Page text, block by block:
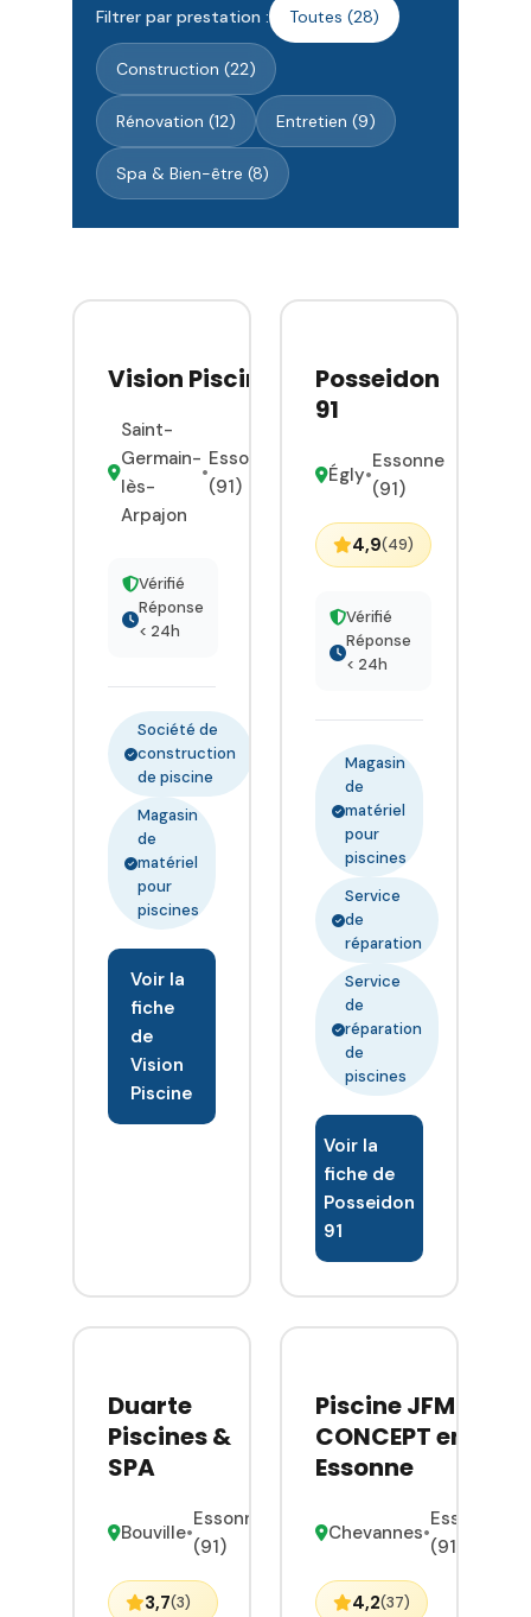
Filtrer par prestation : Toutes (28)
Construction (22)
Rénovation (12) Entretien (9)
Spa & Bien-être (8)
Vision Piscine
Saint-
Germain-
lès-
Arpajon
•
Essonne
(91)
Vérifié
Réponse
< 24h
Société de
construction
de piscine
Magasin
de
matériel
pour
piscines
Voir la
fiche
de
Vision
Piscine
Posseidon
91
Égly•
Essonne
(91)
4,9(49)
Vérifié
Réponse
< 24h
Magasin
de
matériel
pour
piscines
Service
de
réparation
Service
de
réparation
de
piscines
Voir la
fiche de
Posseidon
91
Duarte
Piscines &
SPA
Bouville•
Essonne
(91)
3,7(3)
Piscine JFM
CONCEPT en
Essonne
Chevannes•
Essonne
(91)
4,2(37)